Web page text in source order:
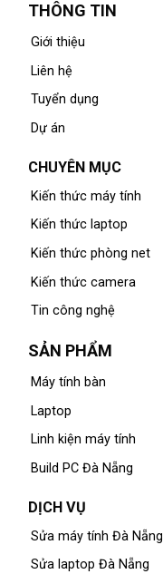
THÔNG TIN
Giới thiệu
Liên hệ
Tuyển dụng
Dự án
CHUYÊN MỤC
Kiến thức máy tính
Kiến thức laptop
Kiến thức phòng net
Kiến thức camera
Tin công nghệ
SẢN PHẨM
Máy tính bàn
Laptop
Linh kiện máy tính
Build PC Đà Nẵng
DỊCH VỤ
Sửa máy tính Đà Nẵng
Sửa laptop Đà Nẵng